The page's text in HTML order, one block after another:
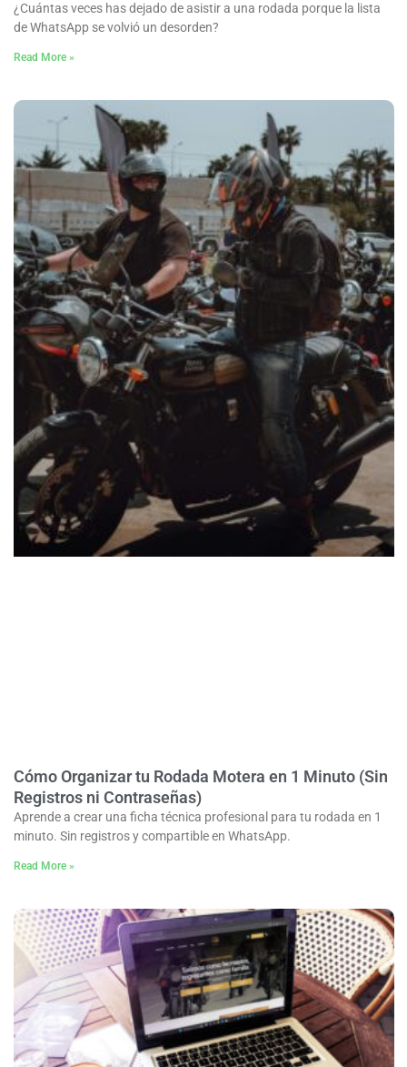
¿Cuántas veces has dejado de asistir a una rodada porque la lista
de WhatsApp se volvió un desorden?
Read More »
Cómo Organizar tu Rodada Motera en 1 Minuto (Sin
Registros ni Contraseñas)
Aprende a crear una ficha técnica profesional para tu rodada en 1
minuto. Sin registros y compartible en WhatsApp.
Read More »